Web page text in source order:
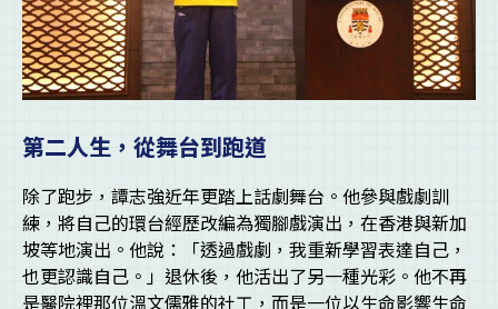
第二人生，從舞台到跑道
除了跑步，譚志強近年更踏上話劇舞台。他參與戲劇訓
練，將自己的環台經歷改編為獨腳戲演出，在香港與新加
坡等地演出。他說：「透過戲劇，我重新學習表達自己，
也更認識自己。」退休後，他活出了另一種光彩。他不再
是醫院裡那位溫文儒雅的社工，而是一位以生命影響生命